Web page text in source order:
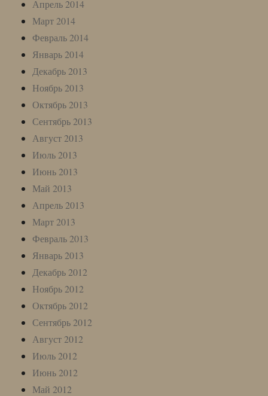
Апрель 2014
Март 2014
Февраль 2014
Январь 2014
Декабрь 2013
Ноябрь 2013
Октябрь 2013
Сентябрь 2013
Август 2013
Июль 2013
Июнь 2013
Май 2013
Апрель 2013
Март 2013
Февраль 2013
Январь 2013
Декабрь 2012
Ноябрь 2012
Октябрь 2012
Сентябрь 2012
Август 2012
Июль 2012
Июнь 2012
Май 2012